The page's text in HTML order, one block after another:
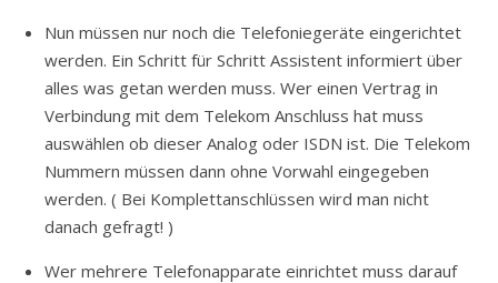
Nun müssen nur noch die Telefoniegeräte eingerichtet
werden. Ein Schritt für Schritt Assistent informiert über
alles was getan werden muss. Wer einen Vertrag in
Verbindung mit dem Telekom Anschluss hat muss
auswählen ob dieser Analog oder ISDN ist. Die Telekom
Nummern müssen dann ohne Vorwahl eingegeben
werden. ( Bei Komplettanschlüssen wird man nicht
danach gefragt! )
Wer mehrere Telefonapparate einrichtet muss darauf